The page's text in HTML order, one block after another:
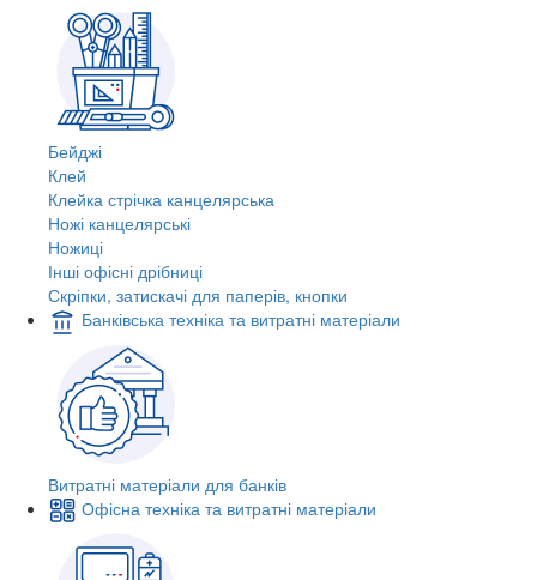
Бейджі
Клей
Клейка стрічка канцелярська
Ножі канцелярські
Ножиці
Інші офісні дрібниці
Скріпки, затискачі для паперів, кнопки
Банківська техніка та витратні матеріали
Витратні матеріали для банків
Офісна техніка та витратні матеріали